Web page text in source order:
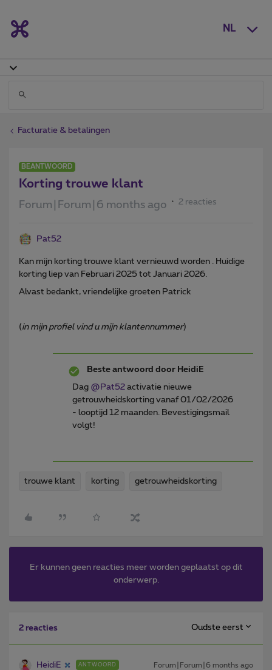
NL
Facturatie & betalingen
BEANTWOORD
Korting trouwe klant
Forum|Forum|6 months ago 2 reacties
Pat52
Kan mijn korting trouwe klant vernieuwd worden . Huidige
korting liep van Februari 2025 tot Januari 2026.
Alvast bedankt, vriendelijke groeten Patrick
(in mijn profiel vind u mijn klantennummer)
Beste antwoord door HeidiE
Dag ​ @Pat52 activatie nieuwe
getrouwheidskorting vanaf 01/02/2026
- looptijd 12 maanden. Bevestigingsmail
volgt!
trouwe klant korting getrouwheidskorting
Er kunnen geen reacties meer worden geplaatst op dit
onderwerp.
2 reacties Oudste eerst
HeidiE ANTWOORD Forum|Forum|6 months ago